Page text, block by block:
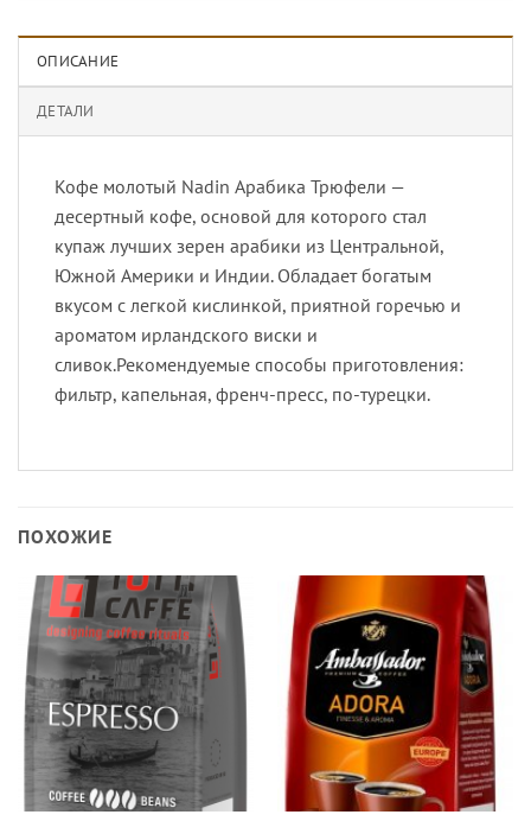
ОПИСАНИЕ
ДЕТАЛИ
Кофе молотый Nadin Арабика Трюфели —
десертный кофе, основой для которого стал
купаж лучших зерен арабики из Центральной,
Южной Америки и Индии. Обладает богатым
вкусом с легкой кислинкой, приятной горечью и
ароматом ирландского виски и
сливок.Рекомендуемые способы приготовления:
фильтр, капельная, френч-пресс, по-турецки.
ПОХОЖИЕ